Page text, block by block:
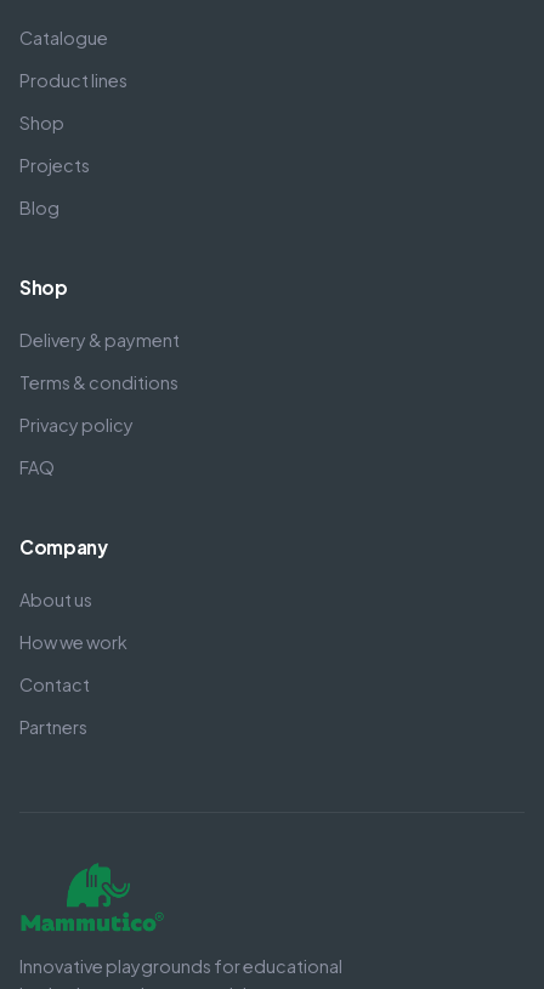
Catalogue
Product lines
Shop
Projects
Blog
Shop
Delivery & payment
Terms & conditions
Privacy policy
FAQ
Company
About us
How we work
Contact
Partners
Innovative playgrounds for educational